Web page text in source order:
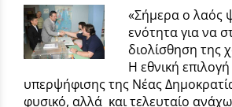
«Σήμερα ο λαός
ενότητα για να
διολίσθηση της
Η εθνική
υπερψήφισης της Νέας
φυσικό, αλλά και τελευταίο